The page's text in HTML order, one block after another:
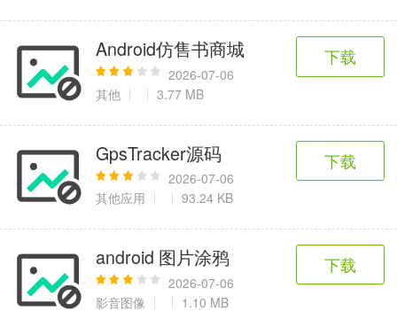
资讯阅读
1万+款应用
学习办公
3万+款应用
生活服务
2万+款应用
医疗健康
6千+款应用
母婴育儿
2百+款应用
趣味娱乐
3千+款应用
9百+款应用
Android仿售书商城
2026-07-06
其他
3.77 MB
下载
GpsTracker源码
2026-07-06
其他应用
93.24 KB
下载
android 图片涂鸦
2026-07-06
影音图像
1.10 MB
下载